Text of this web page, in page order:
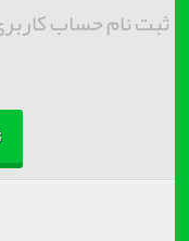
ثبت نام حساب کاربری